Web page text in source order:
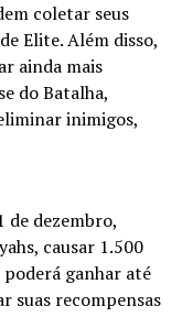
coletar seus
Elite. Além disso,
ainda mais
do Batalha,
inimigos,
de dezembro,
causar 1.500
ganhar até
suas recompensas